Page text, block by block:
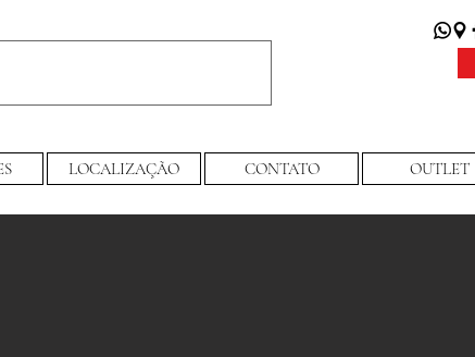
LOCALIZAÇÃO CONTATO OUTLET